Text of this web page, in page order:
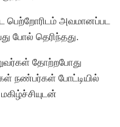
பெற்றோரிடம் அவமானப்பட
போல் தெரிந்தது.
தோற்றபோது
நண்பர்கள் போட்டியில்